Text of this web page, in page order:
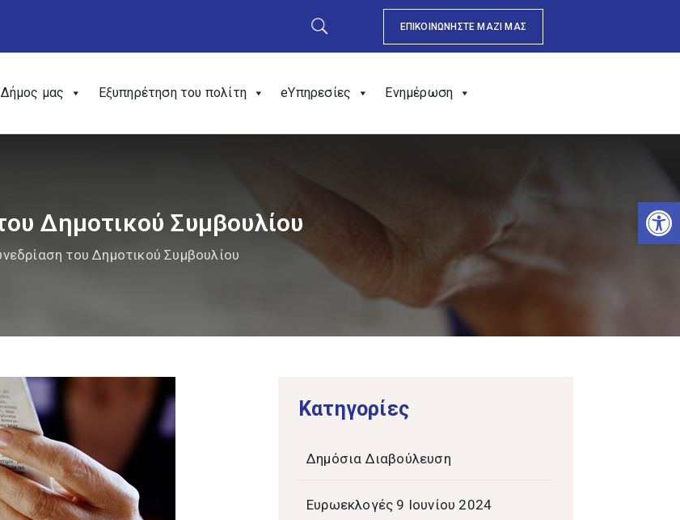
ΕΠΙΚΟΙΝΩΝΗΣΤΕ ΜΑΖΙ ΜΑΣ
μας Εξυπηρέτηση του πολίτη eΥπηρεσίες Ενημέρωση
Δημοτικού Συμβουλίου
του Δημοτικού Συμβουλίου
Kατηγορίες
Δημόσια Διαβούλευση
Ευρωεκλογές 9 Ιουνίου 2024